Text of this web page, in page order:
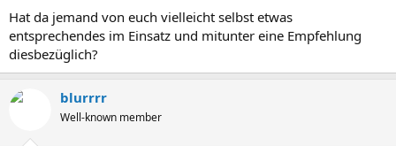
Hat da jemand von euch vielleicht selbst etwas
entsprechendes im Einsatz und mitunter eine Empfehlung
diesbezüglich?
blurrrr
Well-known member